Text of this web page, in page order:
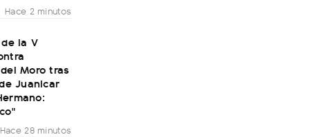
Hace 2 minutos
la V
Moro tras
Juanicar
Hace 28 minutos